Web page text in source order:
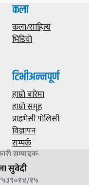
कला
कला/साहित्य
भिडियाे
टिभीअन्नपूर्ण
हाम्राे बारेमा
हाम्राे समूह
प्राइभेसी पाेलिसी
विज्ञापन
सम्पर्क
सम्पादक:
सुवेदी
१५